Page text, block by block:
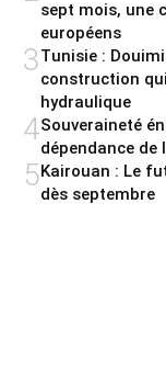
sept mois, une
européens
3Tunisie :
construction
hydraulique
4Souveraineté
dépendance de
5Kairouan : Le
dès septembre